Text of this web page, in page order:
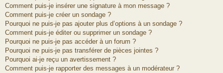
Comment puis-je insérer une signature à mon message ?
Comment puis-je créer un sondage ?
Pourquoi ne puis-je pas ajouter plus d’options à un sondage ?
Comment puis-je éditer ou supprimer un sondage ?
Pourquoi ne puis-je pas accéder à un forum ?
Pourquoi ne puis-je pas transférer de pièces jointes ?
Pourquoi ai-je reçu un avertissement ?
Comment puis-je rapporter des messages à un modérateur ?